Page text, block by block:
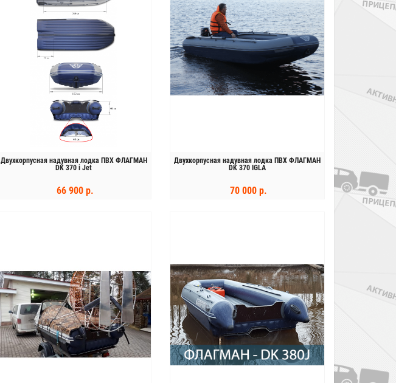
Двухкорпусная надувная лодка ПВХ ФЛАГМАН
DK 370 i Jet
66 900 р.
Двухкорпусная надувная лодка ПВХ ФЛАГМАН
DK 370 IGLA
70 000 р.